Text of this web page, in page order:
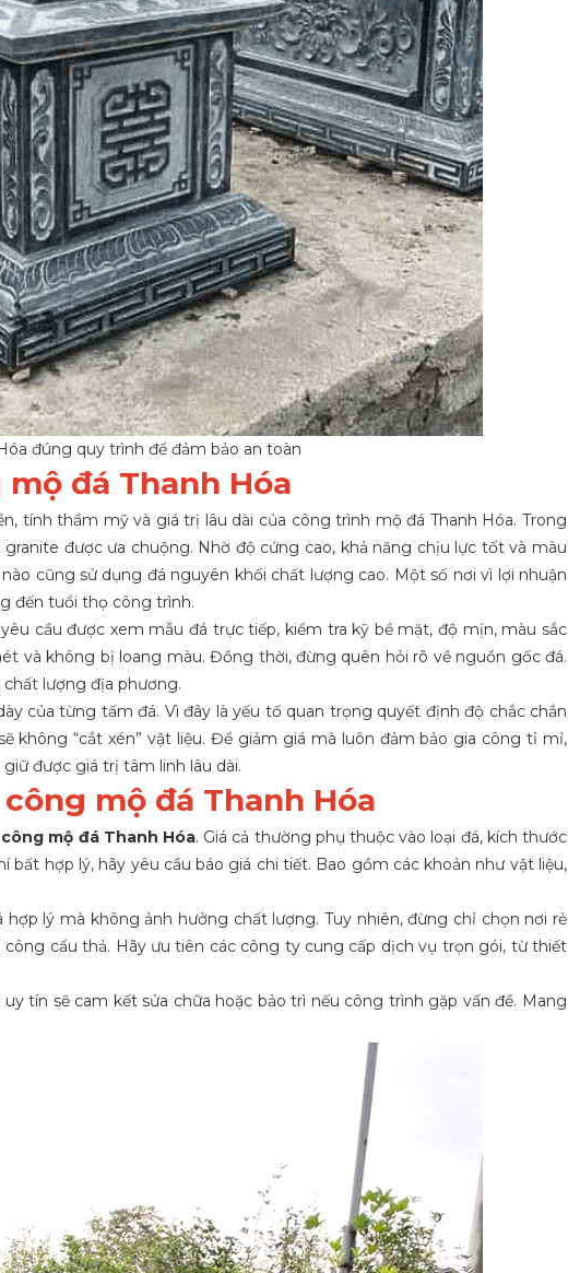
đúng quy trình để đảm bảo an toàn
đá Thanh Hóa
tính thẩm mỹ và giá trị lâu dài của công trình mộ đá Thanh Hóa. Trong
được ưa chuộng. Nhờ độ cứng cao, khả năng chịu lực tốt và màu
cũng sử dụng đá nguyên khối chất lượng cao. Một số nơi vì lợi nhuận
đến tuổi thọ công trình.
cầu được xem mẫu đá trực tiếp, kiểm tra kỹ bề mặt, độ mịn, màu sắc
và không bị loang màu. Đồng thời, đừng quên hỏi rõ về nguồn gốc đá.
lượng địa phương.
của từng tấm đá. Vì đây là yếu tố quan trọng quyết định độ chắc chắn
không “cắt xén” vật liệu. Để giảm giá mà luôn đảm bảo gia công tỉ mỉ,
được giá trị tâm linh lâu dài.
mộ đá Thanh Hóa
mộ đá Thanh Hóa. Giá cả thường phụ thuộc vào loại đá, kích thước
hợp lý, hãy yêu cầu báo giá chi tiết. Bao gồm các khoản như vật liệu,
lý mà không ảnh hưởng chất lượng. Tuy nhiên, đừng chỉ chọn nơi rẻ
cẩu thả. Hãy ưu tiên các công ty cung cấp dịch vụ trọn gói, từ thiết
tín sẽ cam kết sửa chữa hoặc bảo trì nếu công trình gặp vấn đề. Mang